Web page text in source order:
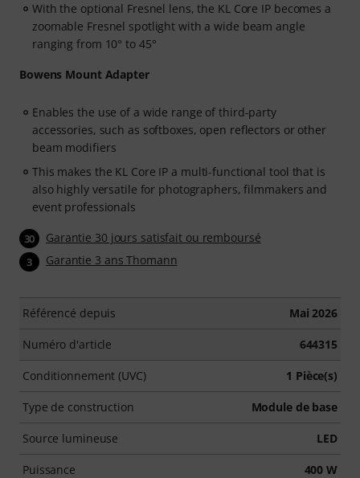
With the optional Fresnel lens, the KL Core IP becomes a
zoomable Fresnel spotlight with a wide beam angle
ranging from 10° to 45°
Bowens Mount Adapter
Enables the use of a wide range of third-party
accessories, such as softboxes, open reflectors or other
beam modifiers
This makes the KL Core IP a multi-functional tool that is
also highly versatile for photographers, filmmakers and
event professionals
30 Garantie 30 jours satisfait ou remboursé
3 Garantie 3 ans Thomann
Référencé depuis Mai 2026
Numéro d'article 644315
Conditionnement (UVC) 1 Pièce(s)
Type de construction Module de base
Source lumineuse LED
Puissance 400 W